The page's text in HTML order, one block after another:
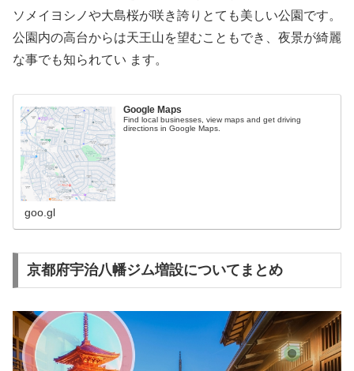
ソメイヨシノや大島桜が咲き誇りとても美しい公園です。
公園内の高台からは天王山を望むこともでき、夜景が綺麗
な事でも知られてい ます。
Google Maps
Find local businesses, view maps and get driving
directions in Google Maps.
goo.gl
京都府宇治八幡ジム増設についてまとめ